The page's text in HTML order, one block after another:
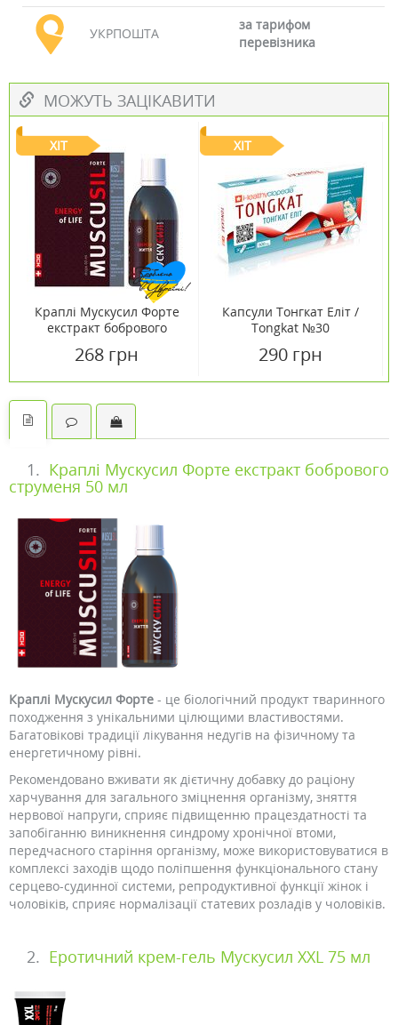
УКРПОШТА
за тарифом
перевізника
МОЖУТЬ ЗАЦІКАВИТИ
ХІТ
Краплі Мускусил Форте
екстракт бобрового
268 грн
ХІТ
Капсули Тонгкат Еліт /
Tongkat №30
290 грн
1. Краплі Мускусил Форте екстракт бобрового
струменя 50 мл
Краплі Мускусил Форте - це біологічний продукт тваринного
походження з унікальними цілющими властивостями.
Багатовікові традиції лікування недугів на фізичному та
енергетичному рівні.
Рекомендовано вживати як дієтичну добавку до раціону
харчування для загального зміцнення організму, зняття
нервової напруги, сприяє підвищенню працездатності та
запобіганню виникнення синдрому хронічної втоми,
передчасного старіння організму, може використовуватися в
комплексі заходів щодо поліпшення функціонального стану
серцево-судинної системи, репродуктивної функції жінок і
чоловіків, сприяє нормалізації статевих розладів у чоловіків.
2. Еротичний крем-гель Мускусил XXL 75 мл